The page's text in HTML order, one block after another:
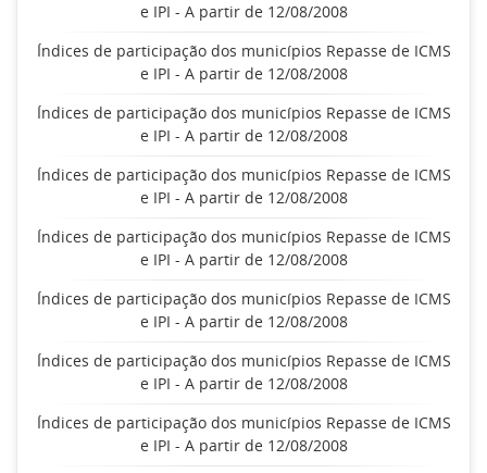
e IPI - A partir de 12/08/2008
Índices de participação dos municípios Repasse de ICMS
e IPI - A partir de 12/08/2008
Índices de participação dos municípios Repasse de ICMS
e IPI - A partir de 12/08/2008
Índices de participação dos municípios Repasse de ICMS
e IPI - A partir de 12/08/2008
Índices de participação dos municípios Repasse de ICMS
e IPI - A partir de 12/08/2008
Índices de participação dos municípios Repasse de ICMS
e IPI - A partir de 12/08/2008
Índices de participação dos municípios Repasse de ICMS
e IPI - A partir de 12/08/2008
Índices de participação dos municípios Repasse de ICMS
e IPI - A partir de 12/08/2008